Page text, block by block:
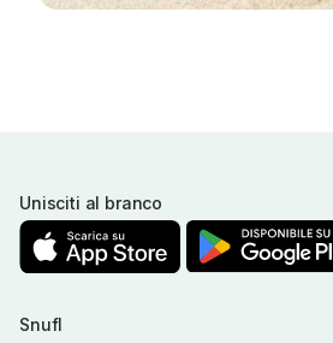
Unisciti al branco
Snufl